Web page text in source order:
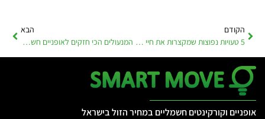
הקודם
5 טעויות נפוצות שמקצרות את חיי הסוללה באופניים חשמליים
הבא
המנעולים הכי חזקים לאופניים חשמליים – כך תשמרו עליהם באמת מפני גניבה
אופניים וקורקינטים חשמליים במחיר הזול בישראל